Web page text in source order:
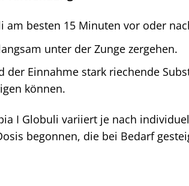
am besten 15 Minuten vor oder
unter der Zunge zergehen.
der Einnahme stark riechende
können.
I Globuli variiert je nach
begonnen, die bei Bedarf